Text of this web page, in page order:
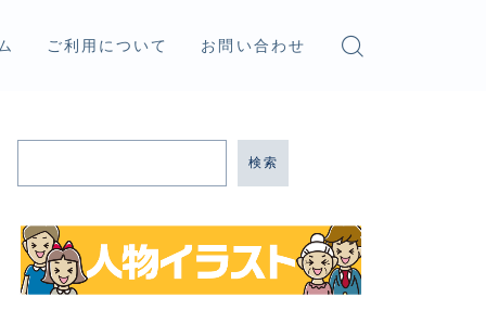
ご利用について お問い合わせ
検索